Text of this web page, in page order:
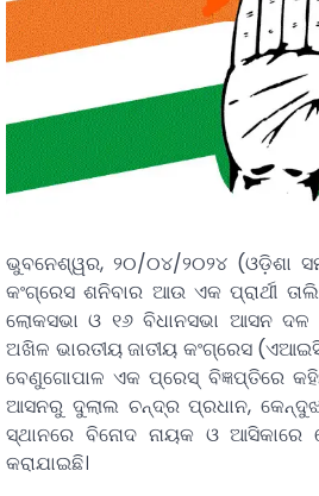
ଭୁବନେଶ୍ୱର, ୨୦/୦୪/୨୦୨୪ (ଓଡ଼ିଶା
କଂଗ୍ରେସ ଶନିବାର ଆଉ ଏକ ପ୍ରାର୍ଥୀ
ଲୋକସଭା ଓ ୧୬ ବିଧାନସଭା ଆସନ ଦଳ
ଅଖିଳ ଭାରତୀୟ ଜାତୀୟ କଂଗ୍ରେସ
ବେଣୁଗୋପାଳ ଏକ ପ୍ରେସ୍‌ ବିଜ୍ଞପ୍ତିରେ
ଆସନରୁ ଦୁଲାଲ ଚନ୍ଦ୍ର ପ୍ରଧାନ,
ସ୍ଥାନରେ ବିନୋଦ ନାୟକ ଓ ଆସିକାରେ
କରାଯାଇଛି।